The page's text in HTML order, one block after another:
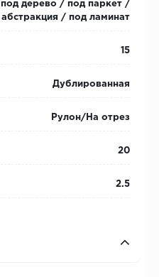
под дерево / под паркет /
абстракция / под ламинат
15
Дублированная
Рулон/На отрез
20
2.5